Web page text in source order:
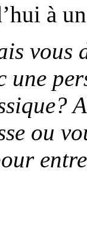
à
vous
une
ou